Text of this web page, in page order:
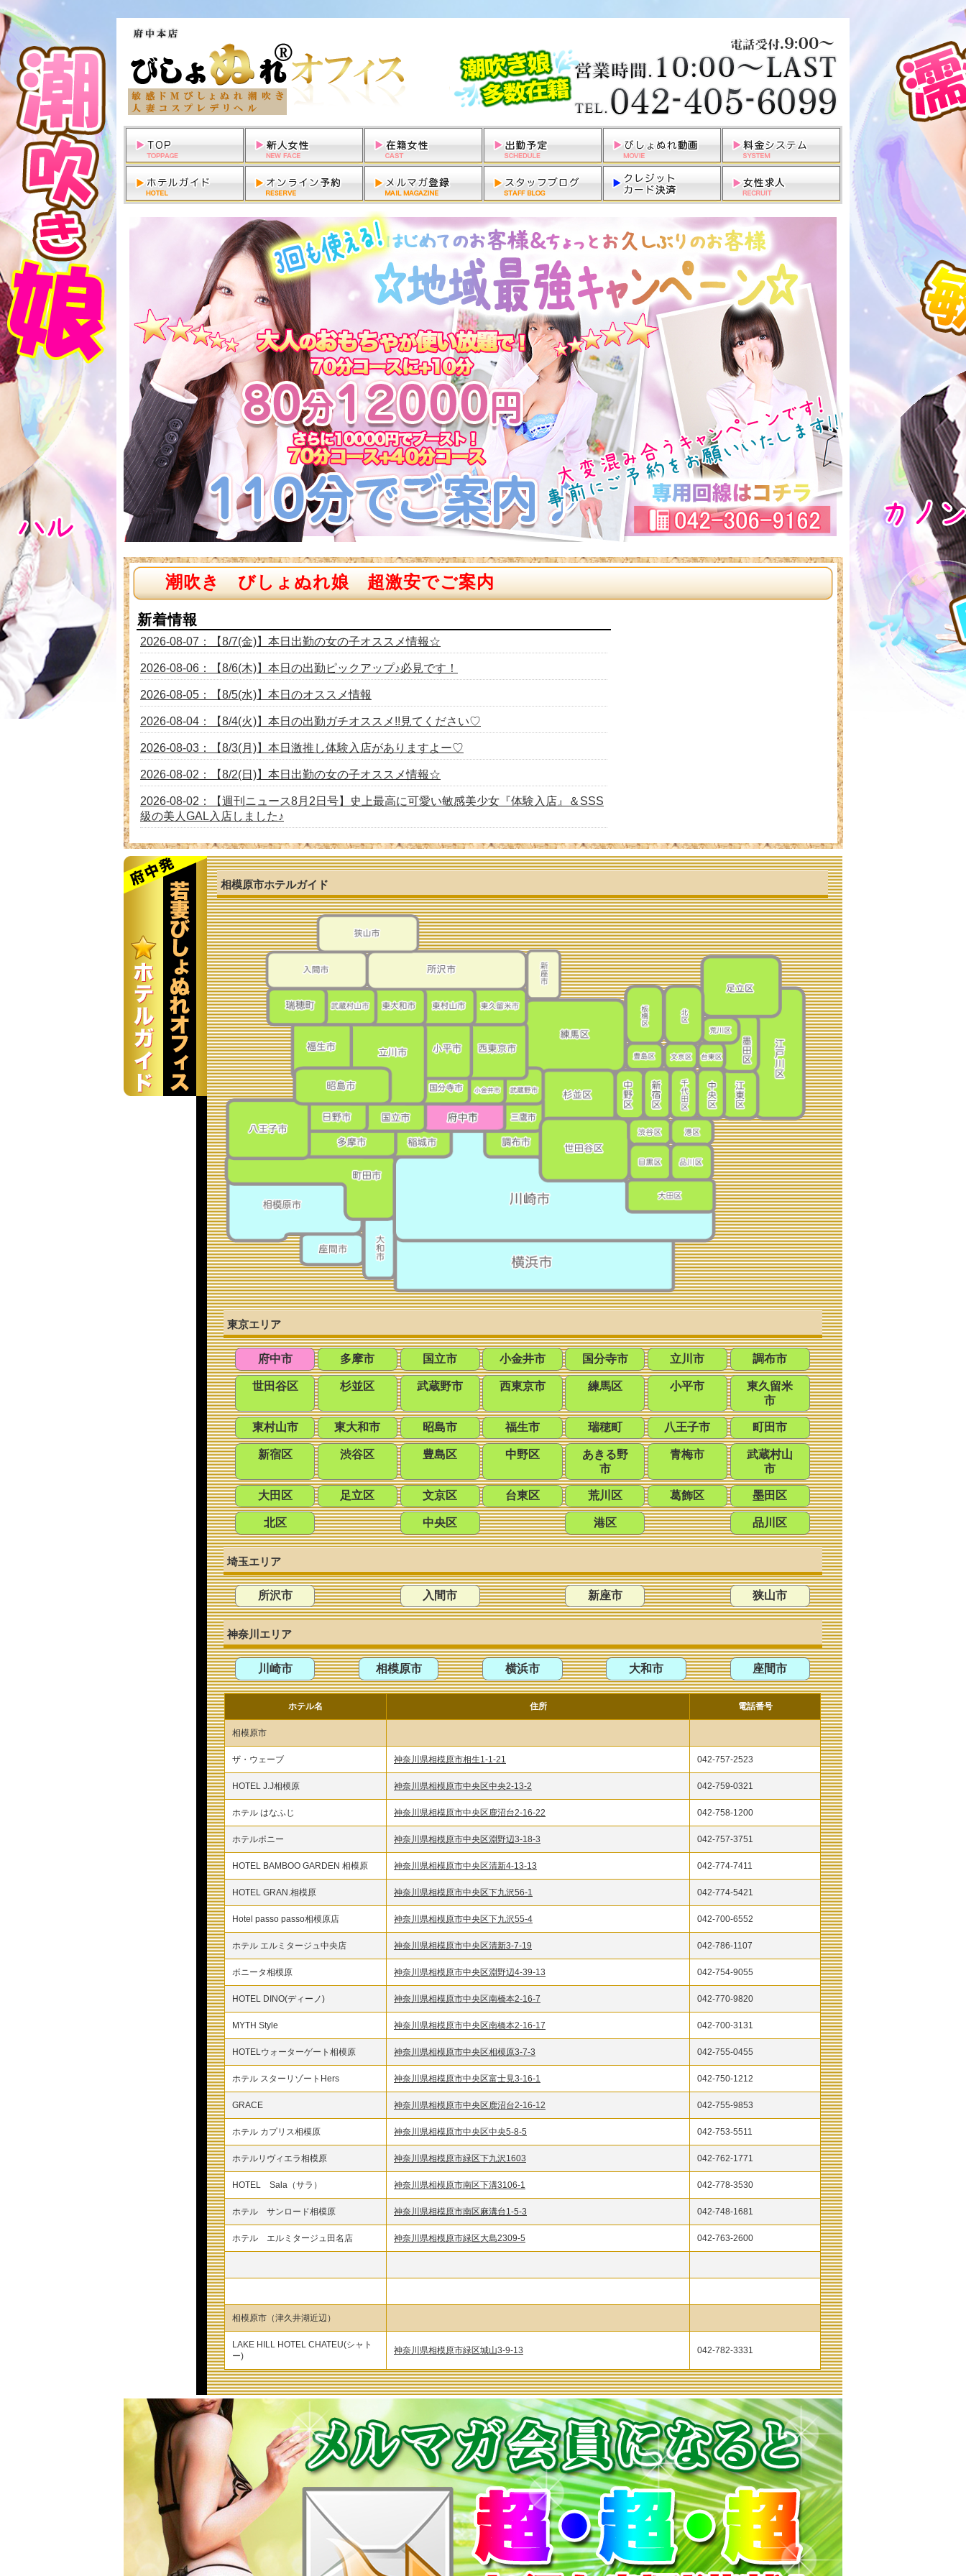
潮吹き びしょぬれ娘 超激安でご案内
新着情報
2026-08-07：【8/7(金)】本日出勤の女の子オススメ情報☆
2026-08-06：【8/6(木)】本日の出勤ピックアップ♪必見です！
2026-08-05：【8/5(水)】本日のオススメ情報
2026-08-04：【8/4(火)】本日の出勤ガチオススメ!!見てください♡
2026-08-03：【8/3(月)】本日激推し体験入店がありますよー♡
2026-08-02：【8/2(日)】本日出勤の女の子オススメ情報☆
2026-08-02：【週刊ニュース8月2日号】史上最高に可愛い敏感美少女『体験入店』＆SSS
級の美人GAL入店しました♪
2026-08-01：【8/1(土)】 入店情報(^^♪※限定体験入店特別価格!!!
2026-07-31：【7/31(火)】7月最終日！！！！オススメ情報(・ω・)
2026-07-30：【7/30(木)】本日の出勤ガチオススメ!!見てください♡
相模原市ホテルガイド
東京エリア
府中市 多摩市 国立市 小金井市 国分寺市 立川市 調布市
世田谷区 杉並区 武蔵野市 西東京市 練馬区 小平市
東久留米
市
東村山市 東大和市 昭島市 福生市 瑞穂町 八王子市 町田市
新宿区 渋谷区 豊島区 中野区
あきる野
市
青梅市
武蔵村山
市
大田区 足立区 文京区 台東区 荒川区 葛飾区 墨田区
北区 中央区 港区 品川区
埼玉エリア
所沢市 入間市 新座市 狭山市
神奈川エリア
川崎市 相模原市 横浜市 大和市 座間市
ホテル名 住所 電話番号
相模原市
ザ・ウェーブ 神奈川県相模原市相生1-1-21 042-757-2523
HOTEL J.J相模原 神奈川県相模原市中央区中央2-13-2 042-759-0321
ホテル はなふじ 神奈川県相模原市中央区鹿沼台2-16-22 042-758-1200
ホテルポニー 神奈川県相模原市中央区淵野辺3-18-3 042-757-3751
HOTEL BAMBOO GARDEN 相模原 神奈川県相模原市中央区清新4-13-13 042-774-7411
HOTEL GRAN.相模原 神奈川県相模原市中央区下九沢56-1 042-774-5421
Hotel passo passo相模原店 神奈川県相模原市中央区下九沢55-4 042-700-6552
ホテル エルミタージュ中央店 神奈川県相模原市中央区清新3-7-19 042-786-1107
ボニータ相模原 神奈川県相模原市中央区淵野辺4-39-13 042-754-9055
HOTEL DINO(ディーノ) 神奈川県相模原市中央区南橋本2-16-7 042-770-9820
MYTH Style 神奈川県相模原市中央区南橋本2-16-17 042-700-3131
HOTELウォーターゲート相模原 神奈川県相模原市中央区相模原3-7-3 042-755-0455
ホテル スターリゾートHers 神奈川県相模原市中央区富士見3-16-1 042-750-1212
GRACE 神奈川県相模原市中央区鹿沼台2-16-12 042-755-9853
ホテル カプリス相模原 神奈川県相模原市中央区中央5-8-5 042-753-5511
ホテルリヴィエラ相模原 神奈川県相模原市緑区下九沢1603 042-762-1771
HOTEL Sala（サラ） 神奈川県相模原市南区下溝3106-1 042-778-3530
ホテル サンロード相模原 神奈川県相模原市南区麻溝台1-5-3 042-748-1681
ホテル エルミタージュ田名店 神奈川県相模原市緑区大島2309-5 042-763-2600
相模原市（津久井湖近辺）
LAKE HILL HOTEL CHATEU(シャト
ー)
神奈川県相模原市緑区城山3-9-13 042-782-3331